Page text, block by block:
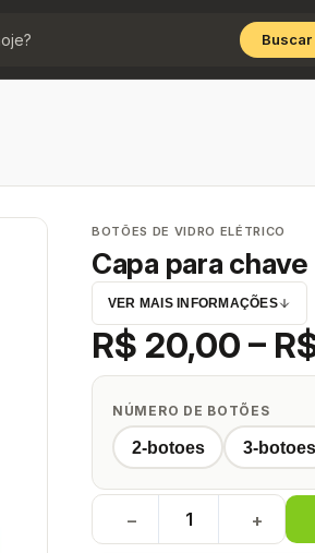
Buscar
BOTÕES DE VIDRO ELÉTRICO
Capa para
VER MAIS INFORMAÇÕES
R$ 20,00 –
NÚMERO DE BOTÕES
2-botoes 3-botoes
− +